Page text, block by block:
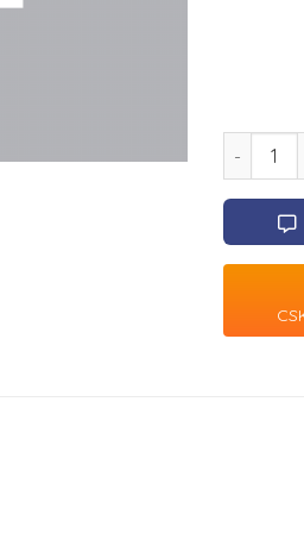
Số lượng